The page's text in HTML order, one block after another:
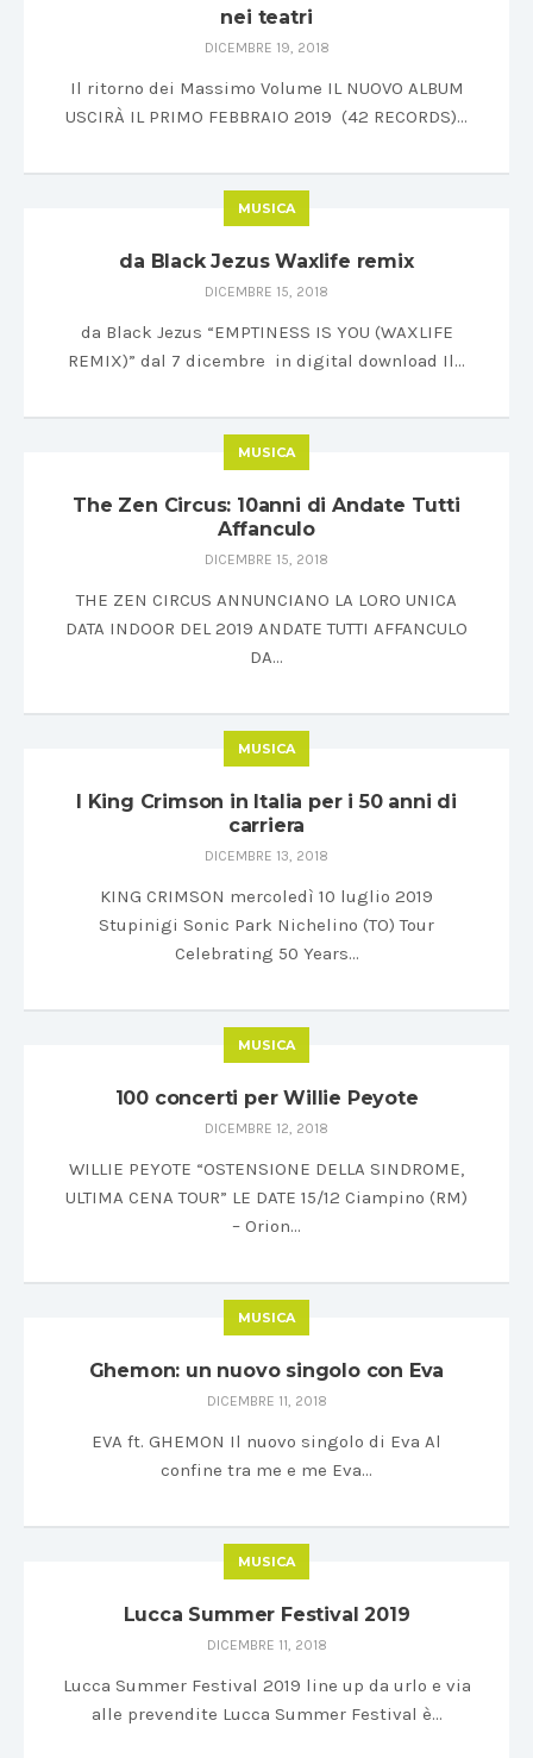
nei teatri
DICEMBRE 19, 2018
Il ritorno dei Massimo Volume IL NUOVO ALBUM
USCIRÀ IL PRIMO FEBBRAIO 2019 (42 RECORDS)…
MUSICA
da Black Jezus Waxlife remix
DICEMBRE 15, 2018
da Black Jezus “EMPTINESS IS YOU (WAXLIFE
REMIX)” dal 7 dicembre in digital download Il…
MUSICA
The Zen Circus: 10anni di Andate Tutti
Affanculo
DICEMBRE 15, 2018
THE ZEN CIRCUS ANNUNCIANO LA LORO UNICA
DATA INDOOR DEL 2019 ANDATE TUTTI AFFANCULO
DA…
MUSICA
I King Crimson in Italia per i 50 anni di
carriera
DICEMBRE 13, 2018
KING CRIMSON mercoledì 10 luglio 2019
Stupinigi Sonic Park Nichelino (TO) Tour
Celebrating 50 Years…
MUSICA
100 concerti per Willie Peyote
DICEMBRE 12, 2018
WILLIE PEYOTE “OSTENSIONE DELLA SINDROME,
ULTIMA CENA TOUR” LE DATE 15/12 Ciampino (RM)
– Orion…
MUSICA
Ghemon: un nuovo singolo con Eva
DICEMBRE 11, 2018
EVA ft. GHEMON Il nuovo singolo di Eva Al
confine tra me e me Eva…
MUSICA
Lucca Summer Festival 2019
DICEMBRE 11, 2018
Lucca Summer Festival 2019 line up da urlo e via
alle prevendite Lucca Summer Festival è…